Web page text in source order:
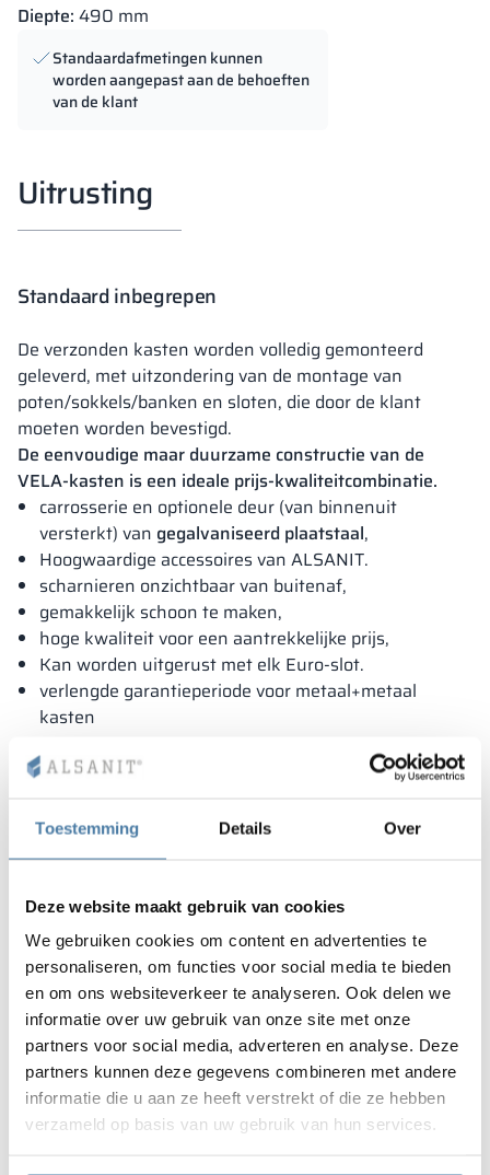
Toestemming Details Over
Deze website maakt gebruik van cookies
We gebruiken cookies om content en advertenties te
personaliseren, om functies voor social media te bieden
en om ons websiteverkeer te analyseren. Ook delen we
informatie over uw gebruik van onze site met onze
partners voor social media, adverteren en analyse. Deze
partners kunnen deze gegevens combineren met andere
informatie die u aan ze heeft verstrekt of die ze hebben
verzameld op basis van uw gebruik van hun services.
Diepte: 490 mm
Standaardafmetingen kunnen
worden aangepast aan de behoeften
van de klant
Uitrusting
Standaard inbegrepen
De verzonden kasten worden volledig gemonteerd
geleverd, met uitzondering van de montage van
poten/sokkels/banken en sloten, die door de klant
moeten worden bevestigd.
De eenvoudige maar duurzame constructie van de
VELA-kasten is een ideale prijs-kwaliteitcombinatie.
carrosserie en optionele deur (van binnenuit
versterkt) van gegalvaniseerd plaatstaal,
Hoogwaardige accessoires van ALSANIT.
scharnieren onzichtbaar van buitenaf,
gemakkelijk schoon te maken,
hoge kwaliteit voor een aantrekkelijke prijs,
Kan worden uitgerust met elk Euro-slot.
verlengde garantieperiode voor metaal+metaal
kasten